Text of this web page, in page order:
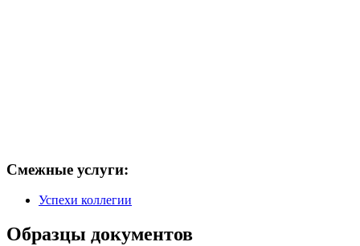
Смежные услуги:
Успехи коллегии
Образцы документов